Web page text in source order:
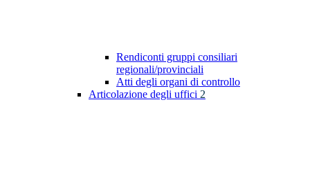
Rendiconti gruppi consiliari
regionali/provinciali
Atti degli organi di controllo
Articolazione degli uffici 2